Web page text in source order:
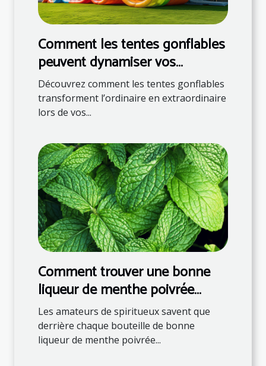
Comment les tentes gonflables
peuvent dynamiser vos
événements
Découvrez comment les tentes gonflables
transforment l’ordinaire en extraordinaire
lors de vos...
Comment trouver une bonne
liqueur de menthe poivrée
française ?
Les amateurs de spiritueux savent que
derrière chaque bouteille de bonne
liqueur de menthe poivrée...